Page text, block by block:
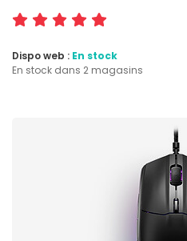
Dispo web : En stock
En stock dans 2 magasins